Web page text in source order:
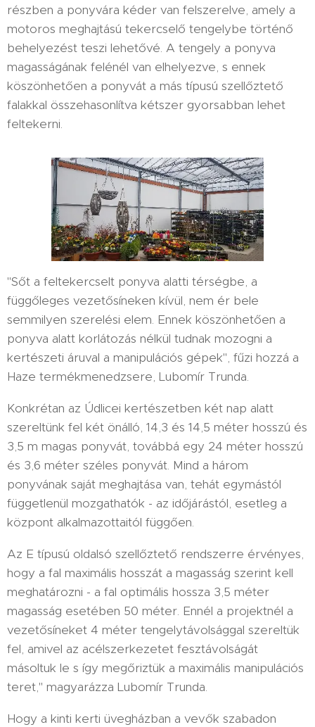
részben a ponyvára kéder van felszerelve, amely a
motoros meghajtású tekercselő tengelybe történő
behelyezést teszi lehetővé. A tengely a ponyva
magasságának felénél van elhelyezve, s ennek
köszönhetően a ponyvát a más típusú szellőztető
falakkal összehasonlítva kétszer gyorsabban lehet
feltekerni.
"Sőt a feltekercselt ponyva alatti térségbe, a
függőleges vezetősíneken kívül, nem ér bele
semmilyen szerelési elem. Ennek köszönhetően a
ponyva alatt korlátozás nélkül tudnak mozogni a
kertészeti áruval a manipulációs gépek", fűzi hozzá a
Haze termékmenedzsere, Lubomír Trunda.
Konkrétan az Údlicei kertészetben két nap alatt
szereltünk fel két önálló, 14,3 és 14,5 méter hosszú és
3,5 m magas ponyvát, továbbá egy 24 méter hosszú
és 3,6 méter széles ponyvát. Mind a három
ponyvának saját meghajtása van, tehát egymástól
függetlenül mozgathatók - az időjárástól, esetleg a
központ alkalmazottaitól függően.
Az E típusú oldalsó szellőztető rendszerre érvényes,
hogy a fal maximális hosszát a magasság szerint kell
meghatározni - a fal optimális hossza 3,5 méter
magasság esetében 50 méter. Ennél a projektnél a
vezetősíneket 4 méter tengelytávolsággal szereltük
fel, amivel az acélszerkezetet fesztávolságát
másoltuk le s így megőriztük a maximális manipulációs
teret," magyarázza Lubomír Trunda.
Hogy a kinti kerti üvegházban a vevők szabadon